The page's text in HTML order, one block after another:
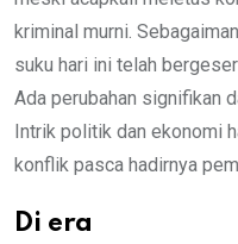
kriminal murni.
suku hari ini telah
Ada perubahan signifikan
Intrik politik dan ekonomi
konflik pasca hadirnya
Di era